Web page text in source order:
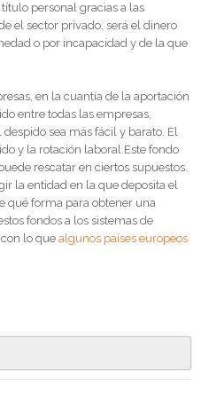
personal gracias a las
el sector privado, será el dinero
o por incapacidad y de la que
en la cuantía de la aportación
entre todas las empresas,
sea más fácil y barato. El
y la rotación laboral.Este fondo
rescatar en ciertos supuestos.
la entidad en la que deposita el
qué forma para obtener una
fondos a los sistemas de
lo que algunos países europeos